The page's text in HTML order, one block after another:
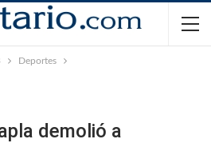
Deportes
demolió a